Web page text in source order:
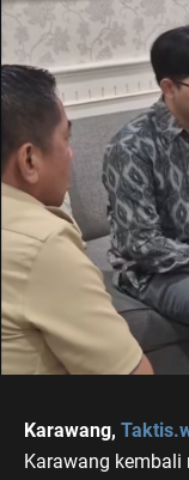
Karawang,
Karawang